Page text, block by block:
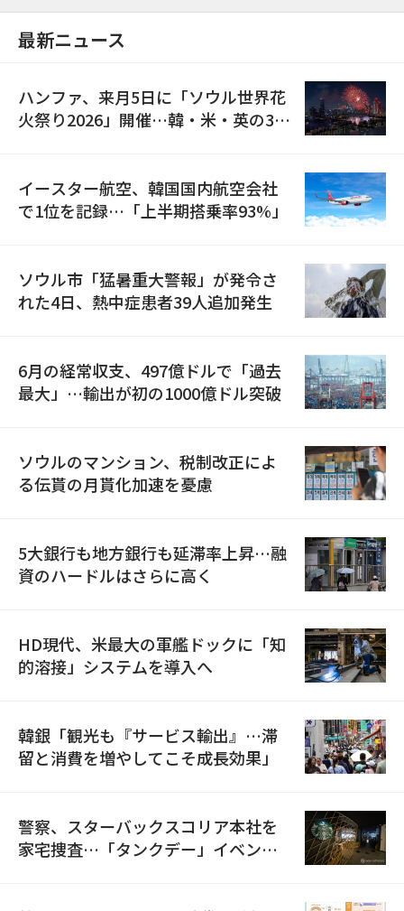
最新ニュース
ハンファ、来月5日に「ソウル世界花
火祭り2026」開催…韓・米・英の3カ
イースター航空、韓国国内航空会社
で1位を記録…「上半期搭乗率93%」
ソウル市「猛暑重大警報」が発令さ
れた4日、熱中症患者39人追加発生
6月の経常収支、497億ドルで「過去
最大」…輸出が初の1000億ドル突破
ソウルのマンション、税制改正によ
る伝貰の月貰化加速を憂慮
5大銀行も地方銀行も延滞率上昇…融
資のハードルはさらに高く
HD現代、米最大の軍艦ドックに「知
的溶接」システムを導入へ
韓銀「観光も『サービス輸出』…滞
留と消費を増やしてこそ成長効果」
警察、スターバックスコリア本社を
家宅捜査…「タンクデー」イベント